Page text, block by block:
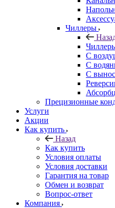
Чиллеры
С
С
С
Прецизионные
Услуги
Акции
Как купить
Назад
Как купить
Условия оплаты
Условия доставки
Гарантия на товар
Обмен и возврат
Вопрос-ответ
Компания